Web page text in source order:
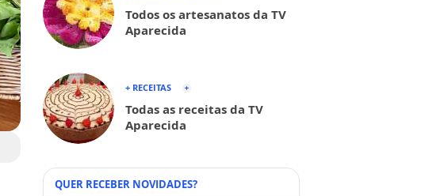
Todos os artesanatos da TV
Aparecida
+ RECEITAS
Todas as receitas da TV
Aparecida
QUER RECEBER NOVIDADES?